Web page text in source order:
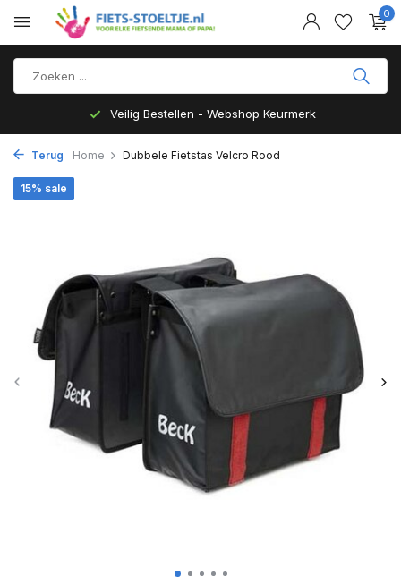
0
Veilig Bestellen - Webshop Keurmerk
Terug Home Dubbele Fietstas Velcro Rood
15% sale